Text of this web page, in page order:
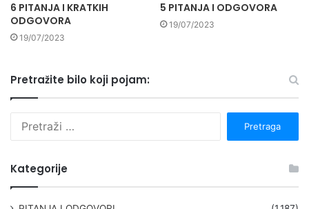
6 PITANJA I KRATKIH
ODGOVORA
19/07/2023
5 PITANJA I ODGOVORA
19/07/2023
Pretražite bilo koji pojam:
Kategorije